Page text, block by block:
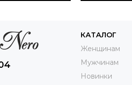
КАТАЛОГ
Женщинам
Мужчинам
Новинки